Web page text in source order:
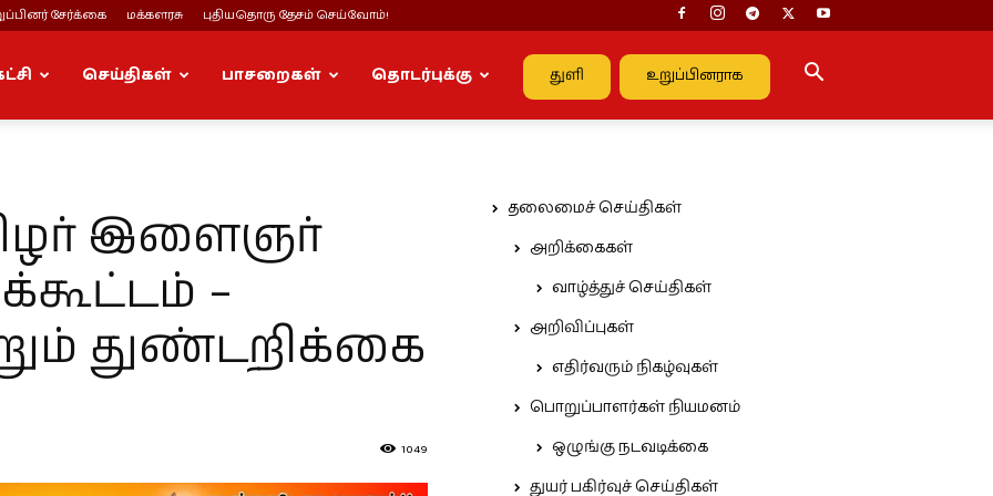
சேர்க்கை மக்களரசு புதியதொரு தேசம் செய்வோம்!
துளி உறுப்பினராக
செய்திகள் பாசறைகள் தொடர்புக்கு
இளைஞர்
–
துண்டறிக்கை
1049
தலைமைச் செய்திகள்
அறிக்கைகள்
வாழ்த்துச் செய்திகள்
அறிவிப்புகள்
எதிர்வரும் நிகழ்வுகள்
பொறுப்பாளர்கள் நியமனம்
ஒழுங்கு நடவடிக்கை
துயர் பகிர்வுச் செய்திகள்